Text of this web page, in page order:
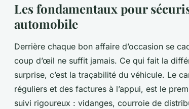
Les fondamentaux pour
automobile
Derrière chaque bon affaire d’occasion se
coup d’œil ne suffit jamais. Ce qui fait la
surprise, c’est la traçabilité du véhicule. Le
réguliers et des factures à l’appui, est le
suivi rigoureux : vidanges, courroie de